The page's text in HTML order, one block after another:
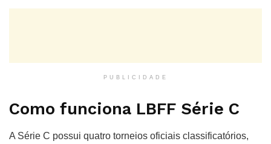
PUBLICIDADE
Como funciona LBFF Série C
A Série C possui quatro torneios oficiais classificatórios,